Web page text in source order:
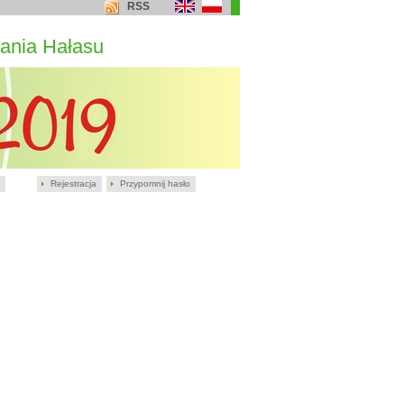
Rejestracja Przypomnij hasło
RSS
Hałasu